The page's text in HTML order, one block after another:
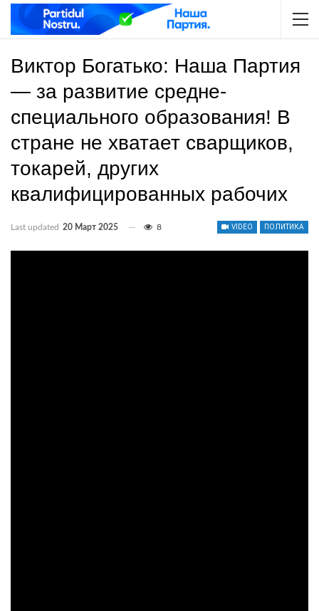
Виктор Богатько: Наша Партия
— за развитие средне-
специального образования! В
стране не хватает сварщиков,
токарей, других
квалифицированных рабочих
VIDEO ПОЛИТИКА
Last updated 20 Март 2025 8